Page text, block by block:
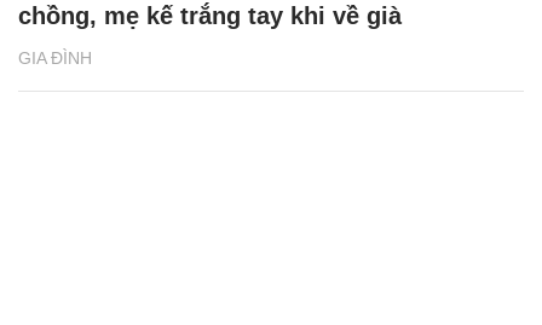
GIA ĐÌNH
chồng, mẹ kế trắng tay khi về già